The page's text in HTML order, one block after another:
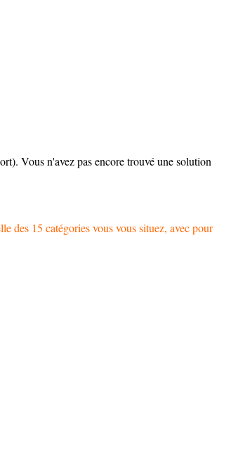
Vous n'avez pas encore trouvé une solution
des 15 catégories vous vous situez, avec pour